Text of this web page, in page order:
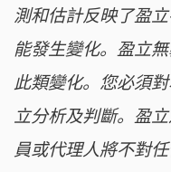
測和估計反映了盈
能發生變化。盈立
此類變化。您必須
立分析及判斷。盈
員或代理人將不對